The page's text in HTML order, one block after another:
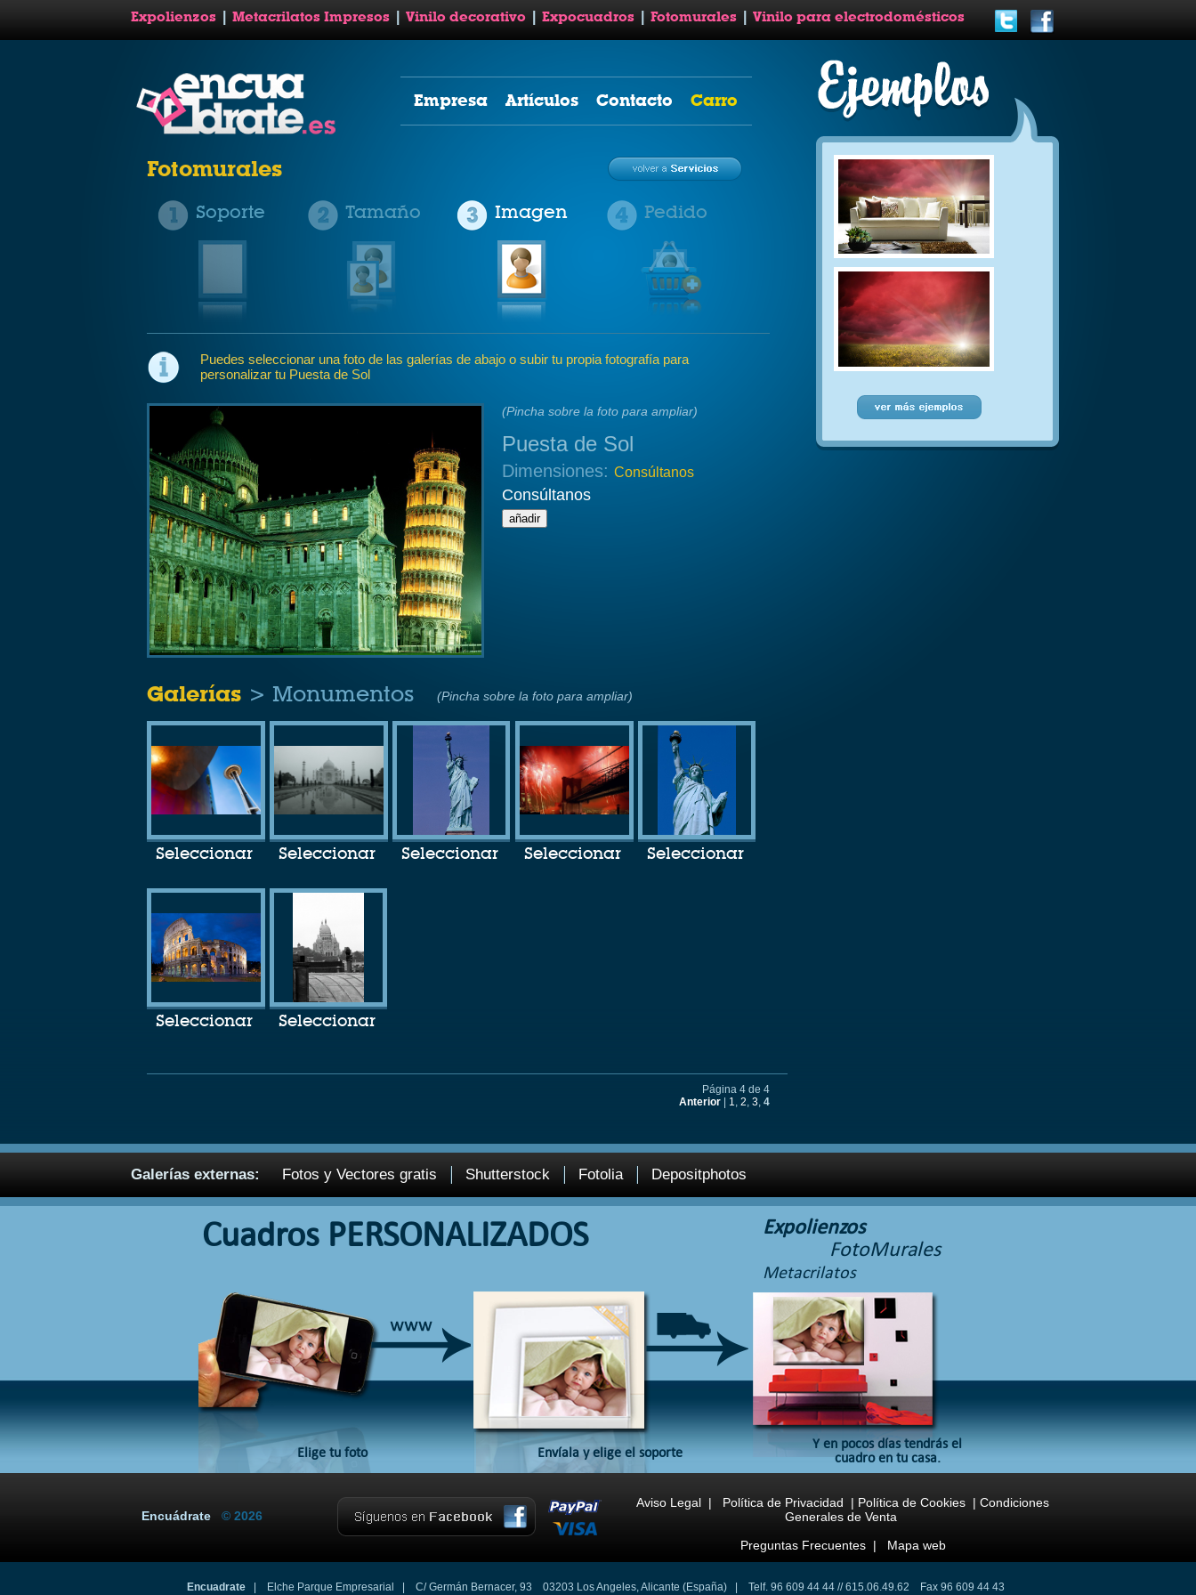
Expolienzos Metacrilatos Impresos Vinilo decorativo Expocuadros Fotomurales Vinilo para electrodomésticos
Empresa Artículos Contacto Carro
Fotomurales
Soporte Tamaño Imagen Pedido
Puedes seleccionar una foto de las galerías de abajo o subir tu propia fotografía para
personalizar tu Puesta de Sol
(Pincha sobre la foto para ampliar)
Puesta de Sol
Dimensiones: Consúltanos
Consúltanos
Galerías > Monumentos (Pincha sobre la foto para ampliar)
Seleccionar Seleccionar Seleccionar Seleccionar Seleccionar
Seleccionar Seleccionar
Página 4 de 4
Anterior| 1, 2, 3, 4
Galerías externas: Fotos y Vectores gratis Shutterstock Fotolia Depositphotos
Cuadros PERSONALIZADOS
Expolienzos
FotoMurales
Metacrilatos
Elige tu foto Envíala y elige el soporte
Y en pocos días tendrás el
cuadro en tu casa.
Aviso Legal | Política de Privacidad | Política de Cookies | Condiciones
Generales de Venta
Preguntas Frecuentes| Mapa web
Encuádrate © 2026
Encuadrate| Elche Parque Empresarial | C/ Germán Bernacer, 93 03203 Los Angeles, Alicante (España) | Telf. 96 609 44 44 // 615.06.49.62 Fax 96 609 44 43